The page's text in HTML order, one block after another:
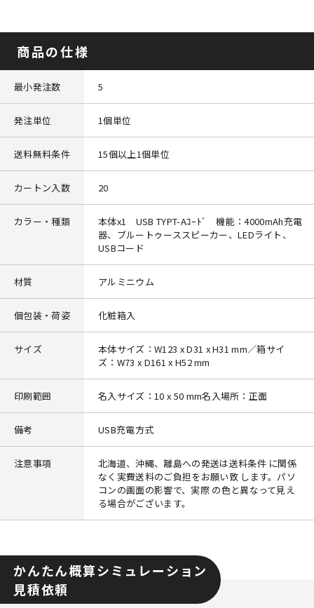
商品の仕様
最小発注数 5
発注単位 1個単位
送料無料条件 15個以上1個単位
カートン入数 20
カラー・種類
本体x1 USB TYPT-Aｺｰﾄﾞ 機能：4000mAh充電
器、ブルートゥーススピーカー、LEDライト、
USBコード
材質 アルミニウム
個包装・荷姿 化粧箱入
サイズ
本体サイズ：W123 x D31 x H31 mm／箱サイ
ズ：W73 x D161 x H52 mm
印刷範囲 名入サイズ：10 x 50 mm名入場所：正面
備考 USB充電方式
注意事項
北海道、沖縄、離島への発送は送料条件 に関係
なく実費送料のご負担をお願い致 します。パソ
コンの画面の影響で、実際 の色と異なって見え
る場合がございます。
かんたん概算シミュレーション
見積依頼